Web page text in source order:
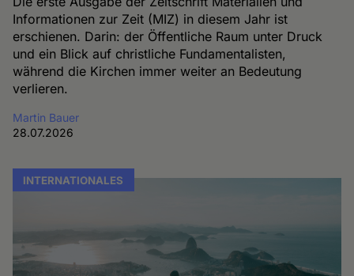
Informationen zur Zeit (MIZ) in diesem Jahr ist
erschienen. Darin: der Öffentliche Raum unter Druck
und ein Blick auf christliche Fundamentalisten,
während die Kirchen immer weiter an Bedeutung
verlieren.
Martin Bauer
28.07.2026
INTERNATIONALES